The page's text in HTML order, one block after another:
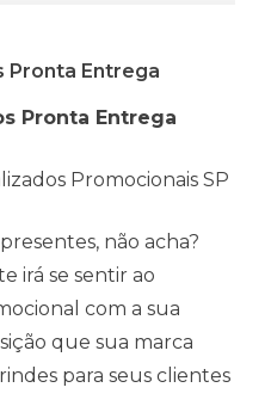
Pronta Entrega
Pronta Entrega
Promocionais SP
não acha?
irá se sentir ao
com a sua
que sua marca
para seus clientes